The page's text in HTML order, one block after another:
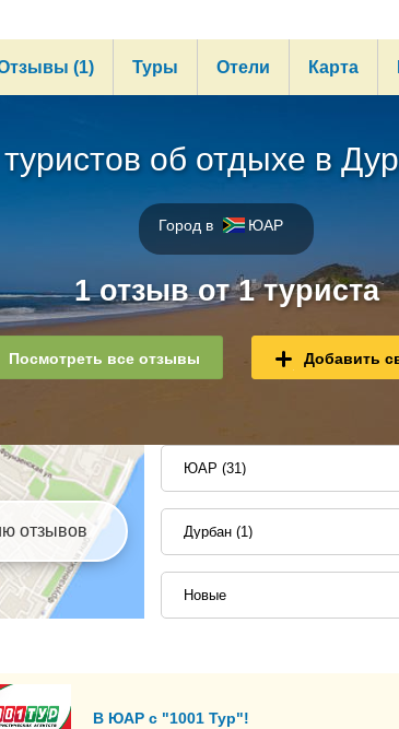
(1) Туры Отели Карта
об отдыхе в
Город в ЮАР
1 отзыв от 1 туриста
Посмотреть все отзывы Добавить
отзывов
ЮАР (31)
Дурбан (1)
Новые
В ЮАР с "1001 Тур"!